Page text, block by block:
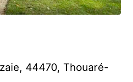
44470, Thouaré-